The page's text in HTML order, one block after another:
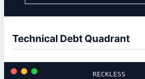
Technical Debt Quadrant
RECKLESS